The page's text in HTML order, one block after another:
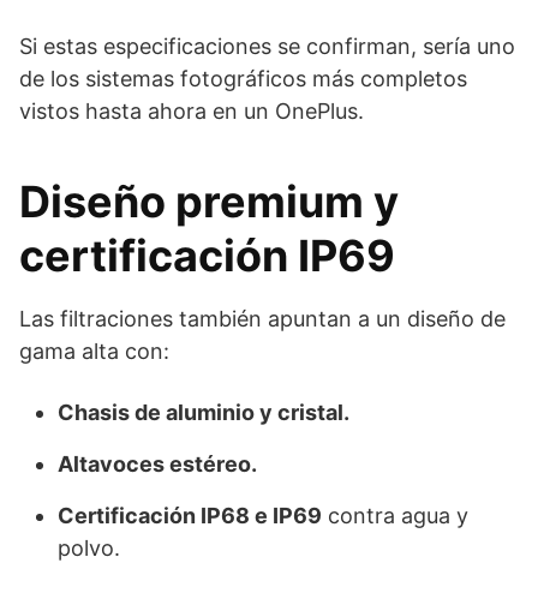
Si estas especificaciones se confirman, sería uno
de los sistemas fotográficos más completos
vistos hasta ahora en un OnePlus.
Diseño premium y
certificación IP69
Las filtraciones también apuntan a un diseño de
gama alta con:
Chasis de aluminio y cristal.
Altavoces estéreo.
Certificación IP68 e IP69 contra agua y
polvo.